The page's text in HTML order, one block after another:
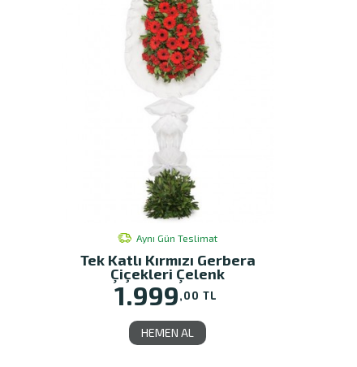
Aynı Gün Teslimat
Tek Katlı Kırmızı Gerbera
Çiçekleri Çelenk
1.999,00 TL
HEMEN AL